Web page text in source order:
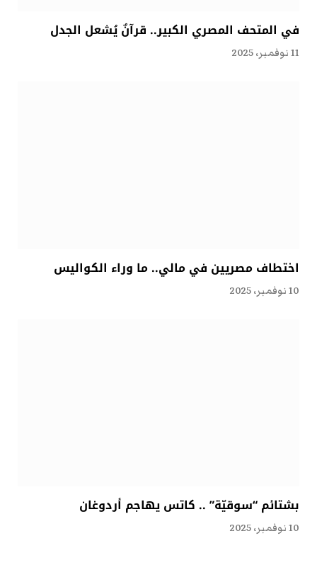
في المتحف المصري الكبير.. قرآنٌ يُشعل الجدل
11 نوفمبر، 2025
اختطاف مصريين في مالي.. ما وراء الكواليس
10 نوفمبر، 2025
بشتائم “سوقيّة” .. كاتس يهاجم أردوغان
10 نوفمبر، 2025